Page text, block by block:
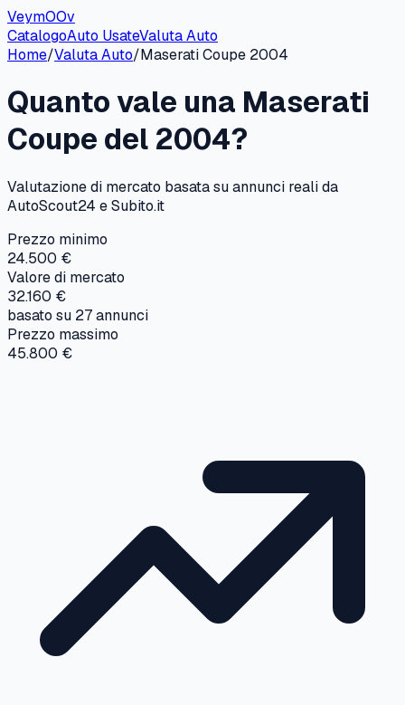
VeymOOv
CatalogoAuto UsateValuta Auto
Home/Valuta Auto/MaseratiCoupe 2004
Quanto vale una Maserati
Coupe del 2004?
Valutazione di mercato basata su annunci reali da
AutoScout24 e Subito.it
Prezzo minimo
24.500 €
Valore di mercato
32.160 €
basato su 27annunci
Prezzo massimo
45.800 €